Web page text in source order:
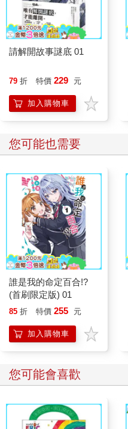
請解開故事謎底 01
79 折 特價 229 元
加入購物車
您可能也需要
誰是我的命定百合!?
(首刷限定版) 01
85 折 特價 255 元
加入購物車
您可能會喜歡